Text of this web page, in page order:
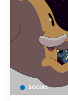
SOCIAL